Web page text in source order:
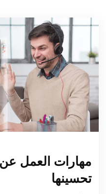
مهارات العمل عن
تحسينها